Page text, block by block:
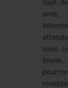
amis,
vous